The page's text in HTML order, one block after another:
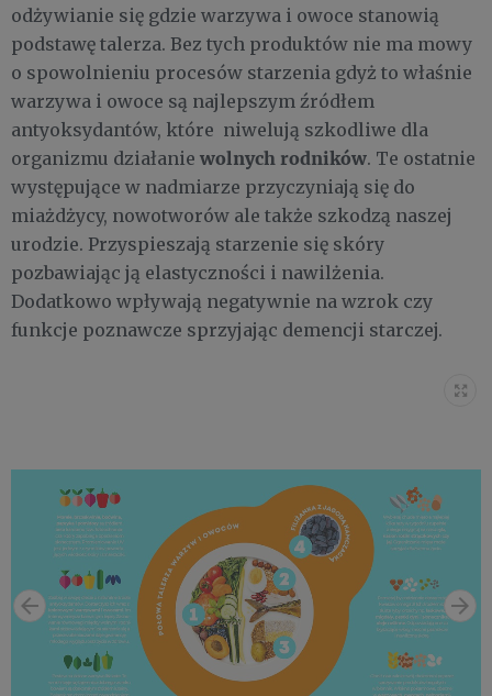
odżywianie się gdzie warzywa i owoce stanowią
podstawę talerza. Bez tych produktów nie ma mowy
o spowolnieniu procesów starzenia gdyż to właśnie
warzywa i owoce są najlepszym źródłem
antyoksydantów, które niwelują szkodliwe dla
organizmu działanie wolnych rodników. Te ostatnie
występujące w nadmiarze przyczyniają się do
miażdżycy, nowotworów ale także szkodzą naszej
urodzie. Przyspieszają starzenie się skóry
pozbawiając ją elastyczności i nawilżenia.
Dodatkowo wpływają negatywnie na wzrok czy
funkcje poznawcze sprzyjając demencji starczej.